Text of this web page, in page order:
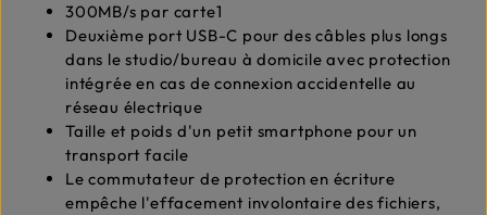
300MB/s par carte1
Deuxième port USB-C pour des câbles plus longs
dans le studio/bureau à domicile avec protection
intégrée en cas de connexion accidentelle au
réseau électrique
Taille et poids d'un petit smartphone pour un
transport facile
Le commutateur de protection en écriture
empêche l'effacement involontaire des fichiers,